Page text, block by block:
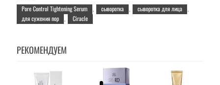
Pore Control Tightening Serum
сыворотка сыворотка для лица
для сужения пор Ciracle
РЕКОМЕНДУЕМ